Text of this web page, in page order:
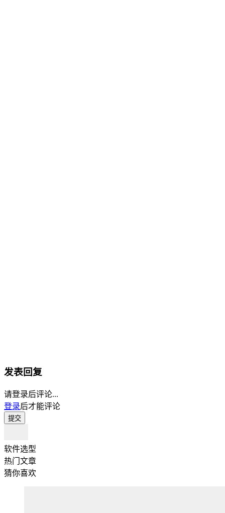
发表回复
请登录后评论...
登录后才能评论
提交
软件选型
热门文章
猜你喜欢